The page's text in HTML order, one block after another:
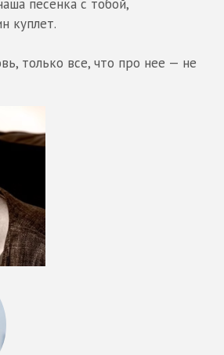
песенка с тобой,
куплет.
только все, что про нее — не